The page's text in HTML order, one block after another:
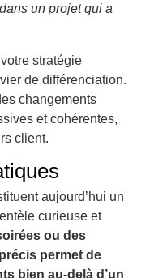
un projet qui a
stratégie
de différenciation.
changements
et cohérentes,
client.
aujourd’hui un
curieuse et
ou des
permet de
bien au-delà d’un